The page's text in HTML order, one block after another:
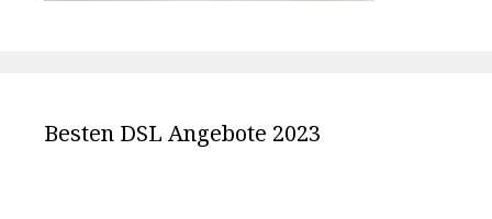
Besten DSL Angebote 2023